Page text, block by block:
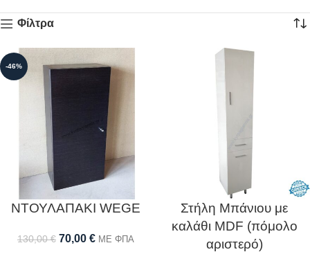
Φίλτρα
-46%
ΝΤΟΥΛΑΠΑΚΙ WEGE
130,00€ 70,00 € ΜΕ ΦΠΑ
Στήλη Μπάνιου με
καλάθι MDF (πόμολο
αριστερό)